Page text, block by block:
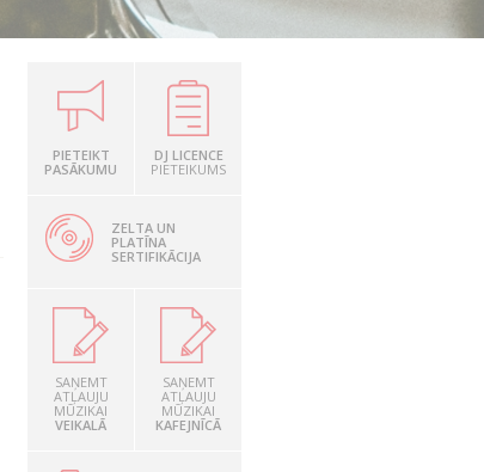
PIETEIKT
PASĀKUMU
DJ LICENCE
PIETEIKUMS
ZELTA UN
PLATĪNA
SERTIFIKĀCIJA
SAŅEMT
ATĻAUJU
MŪZIKAI
VEIKALĀ
SAŅEMT
ATĻAUJU
MŪZIKAI
KAFEJNĪCĀ